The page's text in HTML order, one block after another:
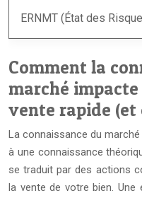
ERNMT (État des
Comment la
marché
vente rapide (et
La connaissance du
à une connaissance
se traduit par des actions
la vente de votre bien. Une